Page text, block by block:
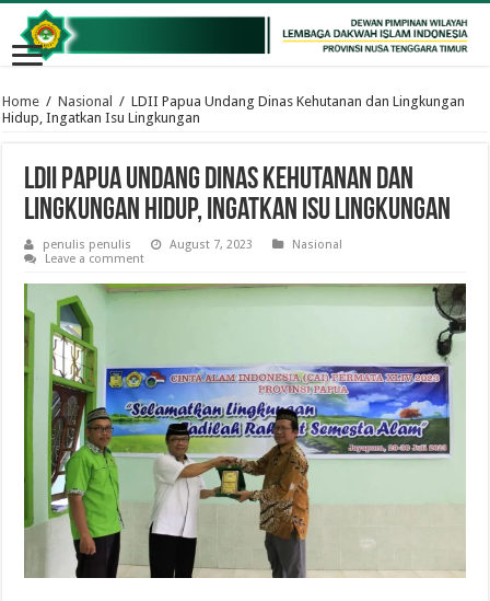
Home / Nasional / LDII Papua Undang Dinas Kehutanan dan Lingkungan
Hidup, Ingatkan Isu Lingkungan
LDII Papua Undang Dinas Kehutanan dan
Lingkungan Hidup, Ingatkan Isu Lingkungan
penulis penulis August 7, 2023
Nasional
Leave a comment